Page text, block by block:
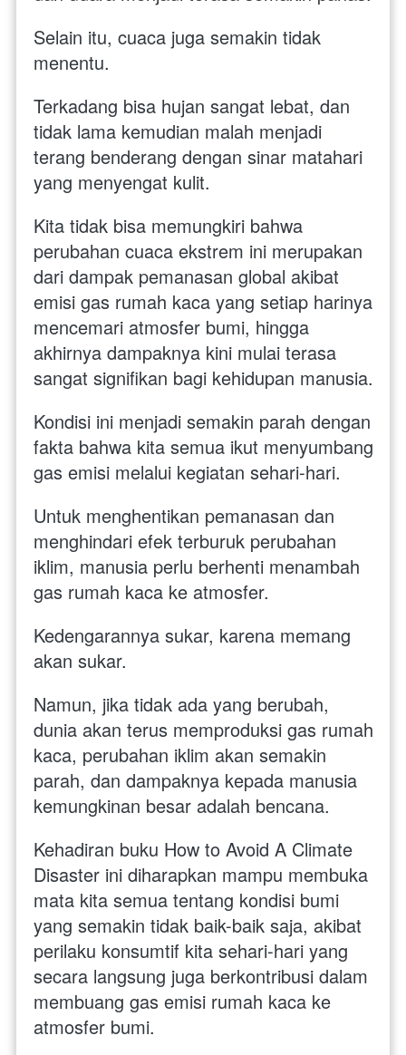
Selain itu, cuaca juga semakin tidak
menentu.
Terkadang bisa hujan sangat lebat, dan
tidak lama kemudian malah menjadi
terang benderang dengan sinar matahari
yang menyengat kulit.
Kita tidak bisa memungkiri bahwa
perubahan cuaca ekstrem ini merupakan
dari dampak pemanasan global akibat
emisi gas rumah kaca yang setiap harinya
mencemari atmosfer bumi, hingga
akhirnya dampaknya kini mulai terasa
Kondisi ini menjadi semakin parah dengan
fakta bahwa kita semua ikut menyumbang
gas emisi melalui kegiatan sehari-hari.
Untuk menghentikan pemanasan dan
menghindari efek terburuk perubahan
iklim, manusia perlu berhenti menambah
gas rumah kaca ke atmosfer.
Kedengarannya sukar, karena memang
akan sukar.
Namun, jika tidak ada yang berubah,
dunia akan terus memproduksi gas rumah
kaca, perubahan iklim akan semakin
parah, dan dampaknya kepada manusia
kemungkinan besar adalah bencana.
Kehadiran buku How to Avoid A Climate
Disaster ini diharapkan mampu membuka
mata kita semua tentang kondisi bumi
yang semakin tidak baik-baik saja, akibat
perilaku konsumtif kita sehari-hari yang
secara langsung juga berkontribusi dalam
membuang gas emisi rumah kaca ke
atmosfer bumi.